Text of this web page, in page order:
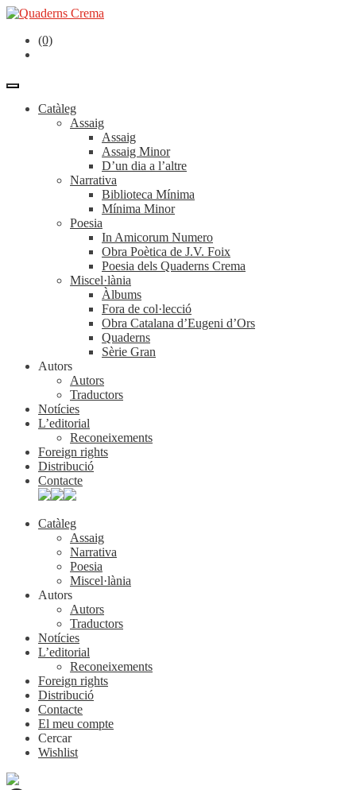
(0)
Catàleg
Assaig
Assaig
Assaig Minor
D’un dia a l’altre
Narrativa
Biblioteca Mínima
Mínima Minor
Poesia
In Amicorum Numero
Obra Poètica de J.V. Foix
Poesia dels Quaderns Crema
Miscel·lània
Àlbums
Fora de col·lecció
Obra Catalana d’Eugeni d’Ors
Quaderns
Sèrie Gran
Autors
Autors
Traductors
Notícies
L’editorial
Reconeixements
Foreign rights
Distribució
Contacte
Catàleg
Assaig
Narrativa
Poesia
Miscel·lània
Autors
Autors
Traductors
Notícies
L’editorial
Reconeixements
Foreign rights
Distribució
Contacte
El meu compte
Cercar
Wishlist